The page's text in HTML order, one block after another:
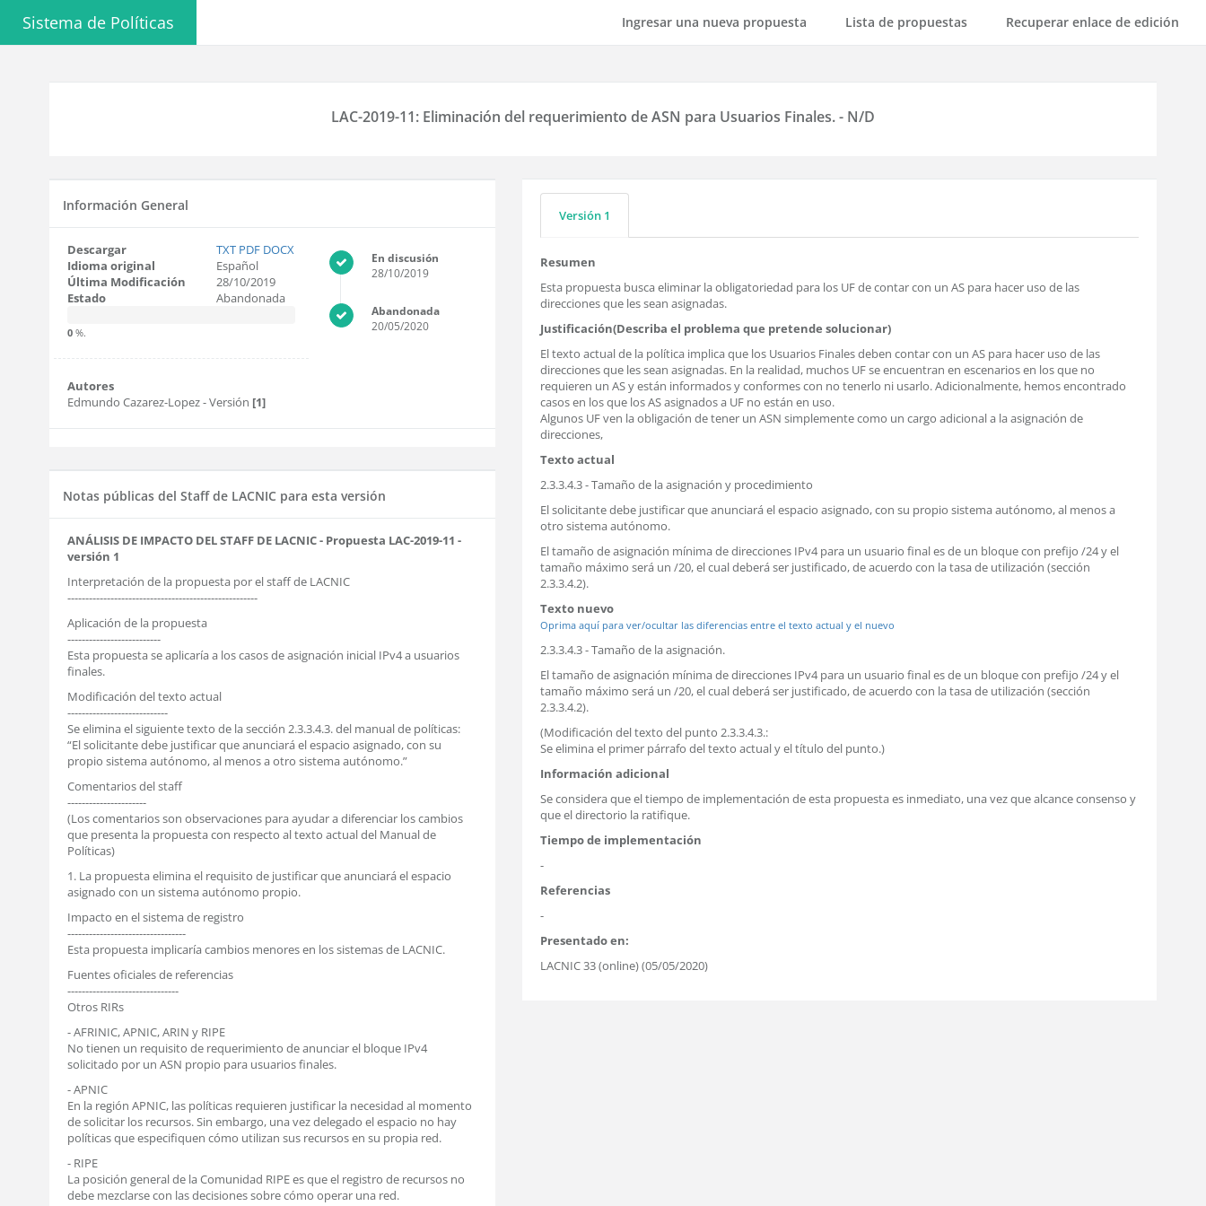
Sistema de Políticas Ingresar una nueva propuesta Lista de propuestas Recuperar enlace de edición
LAC-2019-11: Eliminación del requerimiento de ASN para Usuarios Finales. - N/D
Información General
Descargar TXT PDF DOCX
Idioma original
Español
Última Modificación
28/10/2019
Estado
Abandonada
0 %.
Autores
Edmundo Cazarez-Lopez- Versión [1]
En discusión
28/10/2019
Abandonada
20/05/2020
Notas públicas del Staff de LACNIC para esta versión
ANÁLISIS DE IMPACTO DEL STAFF DE LACNIC - Propuesta LAC-2019-11 -
versión 1
Interpretación de la propuesta por el staff de LACNIC
-----------------------------------------------------
Aplicación de la propuesta
--------------------------
Esta propuesta se aplicaría a los casos de asignación inicial IPv4 a usuarios
finales.
Modificación del texto actual
----------------------------
Se elimina el siguiente texto de la sección 2.3.3.4.3. del manual de políticas:
“El solicitante debe justificar que anunciará el espacio asignado, con su
propio sistema autónomo, al menos a otro sistema autónomo.”
Comentarios del staff
----------------------
(Los comentarios son observaciones para ayudar a diferenciar los cambios
que presenta la propuesta con respecto al texto actual del Manual de
Políticas)
1. La propuesta elimina el requisito de justificar que anunciará el espacio
asignado con un sistema autónomo propio.
Impacto en el sistema de registro
---------------------------------
Esta propuesta implicaría cambios menores en los sistemas de LACNIC.
Fuentes oficiales de referencias
-------------------------------
Otros RIRs
- AFRINIC, APNIC, ARIN y RIPE
No tienen un requisito de requerimiento de anunciar el bloque IPv4
solicitado por un ASN propio para usuarios finales.
- APNIC
En la región APNIC, las políticas requieren justificar la necesidad al momento
de solicitar los recursos. Sin embargo, una vez delegado el espacio no hay
políticas que especifiquen cómo utilizan sus recursos en su propia red.
- RIPE
La posición general de la Comunidad RIPE es que el registro de recursos no
debe mezclarse con las decisiones sobre cómo operar una red.
Versión 1
Resumen
Esta propuesta busca eliminar la obligatoriedad para los UF de contar con un AS para hacer uso de las
direcciones que les sean asignadas.
Justificación(Describa el problema que pretende solucionar)
El texto actual de la política implica que los Usuarios Finales deben contar con un AS para hacer uso de las
direcciones que les sean asignadas. En la realidad, muchos UF se encuentran en escenarios en los que no
requieren un AS y están informados y conformes con no tenerlo ni usarlo. Adicionalmente, hemos encontrado
casos en los que los AS asignados a UF no están en uso.
Algunos UF ven la obligación de tener un ASN simplemente como un cargo adicional a la asignación de
direcciones,
Texto actual
2.3.3.4.3 - Tamaño de la asignación y procedimiento
El solicitante debe justificar que anunciará el espacio asignado, con su propio sistema autónomo, al menos a
otro sistema autónomo.
El tamaño de asignación mínima de direcciones IPv4 para un usuario final es de un bloque con prefijo /24 y el
tamaño máximo será un /20, el cual deberá ser justificado, de acuerdo con la tasa de utilización (sección
2.3.3.4.2).
Texto nuevo
Oprima aquí para ver/ocultar las diferencias entre el texto actual y el nuevo
2.3.3.4.3 - Tamaño de la asignación.
El tamaño de asignación mínima de direcciones IPv4 para un usuario final es de un bloque con prefijo /24 y el
tamaño máximo será un /20, el cual deberá ser justificado, de acuerdo con la tasa de utilización (sección
2.3.3.4.2).
(Modificación del texto del punto 2.3.3.4.3.:
Se elimina el primer párrafo del texto actual y el título del punto.)
Información adicional
Se considera que el tiempo de implementación de esta propuesta es inmediato, una vez que alcance consenso y
que el directorio la ratifique.
Tiempo de implementación
-
Referencias
-
Presentado en:
LACNIC 33 (online) (05/05/2020)